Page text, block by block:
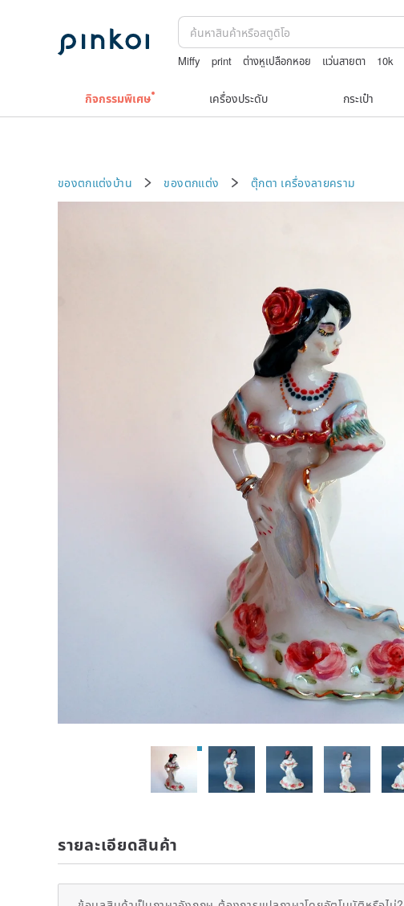
Miffy print ต่างหูเปลือกหอย แว่นสายตา 10k
กิจกรรมพิเศษ เครื่องประดับ กระเป๋า
ของตกแต่งบ้าน ของตกแต่ง ตุ๊กตา เครื่องลายคราม
รายละเอียดสินค้า